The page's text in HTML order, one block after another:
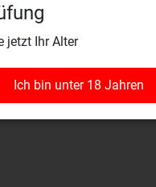
jetzt Ihr Alter
Ich bin unter 18 Jahren